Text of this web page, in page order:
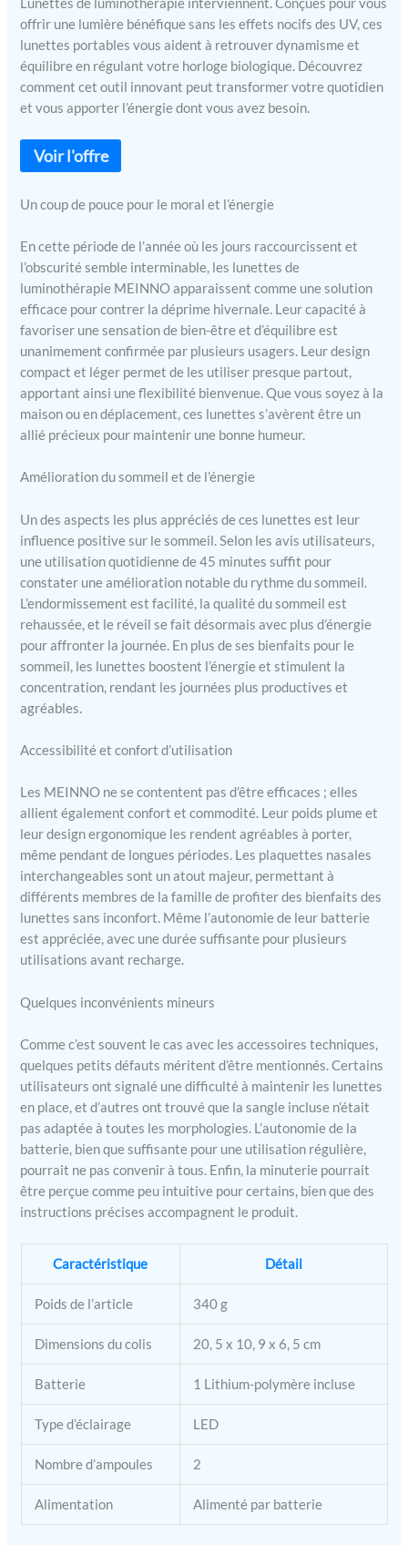
offrir une lumière bénéfique sans les effets nocifs des UV, ces
lunettes portables vous aident à retrouver dynamisme et
équilibre en régulant votre horloge biologique. Découvrez
comment cet outil innovant peut transformer votre quotidien
et vous apporter l’énergie dont vous avez besoin.
Un coup de pouce pour le moral et l’énergie
En cette période de l’année où les jours raccourcissent et
l’obscurité semble interminable, les lunettes de
luminothérapie MEINNO apparaissent comme une solution
efficace pour contrer la déprime hivernale. Leur capacité à
favoriser une sensation de bien-être et d’équilibre est
unanimement confirmée par plusieurs usagers. Leur design
compact et léger permet de les utiliser presque partout,
apportant ainsi une flexibilité bienvenue. Que vous soyez à la
maison ou en déplacement, ces lunettes s’avèrent être un
allié précieux pour maintenir une bonne humeur.
Amélioration du sommeil et de l’énergie
Un des aspects les plus appréciés de ces lunettes est leur
influence positive sur le sommeil. Selon les avis utilisateurs,
une utilisation quotidienne de 45 minutes suffit pour
constater une amélioration notable du rythme du sommeil.
L’endormissement est facilité, la qualité du sommeil est
rehaussée, et le réveil se fait désormais avec plus d’énergie
pour affronter la journée. En plus de ses bienfaits pour le
sommeil, les lunettes boostent l’énergie et stimulent la
concentration, rendant les journées plus productives et
agréables.
Accessibilité et confort d’utilisation
Les MEINNO ne se contentent pas d’être efficaces ; elles
allient également confort et commodité. Leur poids plume et
leur design ergonomique les rendent agréables à porter,
même pendant de longues périodes. Les plaquettes nasales
interchangeables sont un atout majeur, permettant à
différents membres de la famille de profiter des bienfaits des
lunettes sans inconfort. Même l’autonomie de leur batterie
est appréciée, avec une durée suffisante pour plusieurs
utilisations avant recharge.
Quelques inconvénients mineurs
Comme c’est souvent le cas avec les accessoires techniques,
quelques petits défauts méritent d’être mentionnés. Certains
utilisateurs ont signalé une difficulté à maintenir les lunettes
en place, et d’autres ont trouvé que la sangle incluse n’était
pas adaptée à toutes les morphologies. L’autonomie de la
batterie, bien que suffisante pour une utilisation régulière,
pourrait ne pas convenir à tous. Enfin, la minuterie pourrait
être perçue comme peu intuitive pour certains, bien que des
instructions précises accompagnent le produit.
Caractéristique Détail
Poids de l’article 340 g
Dimensions du colis 20, 5 x 10, 9 x 6, 5 cm
Batterie 1 Lithium-polymère incluse
Type d’éclairage LED
Nombre d’ampoules 2
Alimentation Alimenté par batterie